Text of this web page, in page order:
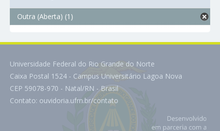
Outra (Aberta) (1)
Universidade Federal do Rio Grande do Norte
Caixa Postal 1524 - Campus Universitário Lagoa Nova
CEP 59078-970 - Natal/RN - Brasil
Contato: ouvidoria.ufrn.br/contato